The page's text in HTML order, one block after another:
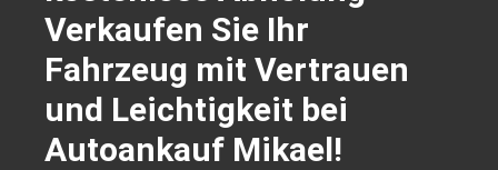
Verkaufen Sie Ihr
Fahrzeug mit Vertrauen
und Leichtigkeit bei
Autoankauf Mikael!